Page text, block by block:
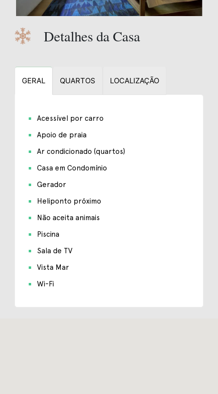
Detalhes da Casa
GERAL QUARTOS LOCALIZAÇÃO
Acessível por carro
Apoio de praia
Ar condicionado (quartos)
Casa em Condomínio
Gerador
Heliponto próximo
Não aceita animais
Piscina
Sala de TV
Vista Mar
Wi-Fi